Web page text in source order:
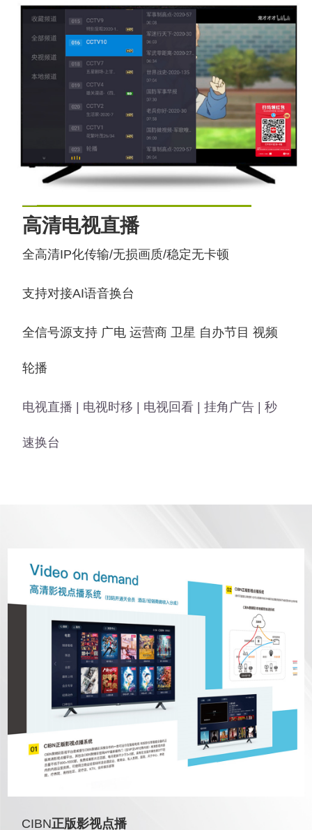
高清电视直播
全高清IP化传输/无损画质/稳定无卡顿
支持对接AI语音换台
全信号源支持 广电 运营商 卫星 自办节目 视频
轮播
电视直播 | 电视时移 | 电视回看 | 挂角广告 | 秒
速换台
CIBN正版影视点播